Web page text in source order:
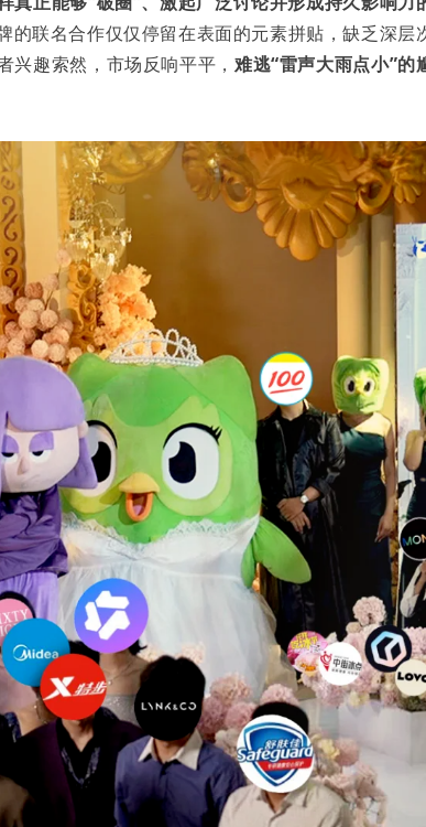
的联名合作仅仅停留在表面的元素拼贴，缺乏深层
兴趣索然，市场反响平平， 难逃“雷声大雨点小”的